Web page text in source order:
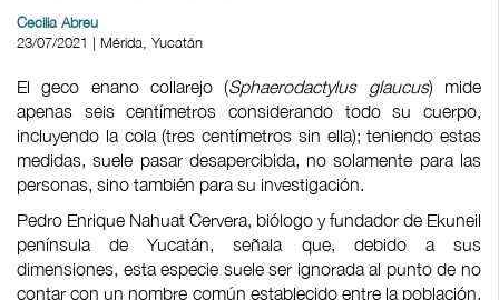
Cecilia Abreu
23/07/2021 | Mérida, Yucatán
El geco enano collarejo (Sphaerodactylus glaucus) mide
apenas seis centímetros considerando todo su cuerpo,
incluyendo la cola (tres centímetros sin ella); teniendo estas
medidas, suele pasar desapercibida, no solamente para las
personas, sino también para su investigación.
Pedro Enrique Nahuat Cervera, biólogo y fundador de Ekuneil
península de Yucatán, señala que, debido a sus
dimensiones, esta especie suele ser ignorada al punto de no
contar con un nombre común establecido entre la población,